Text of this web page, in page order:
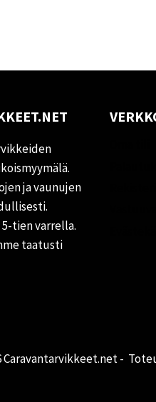
ja vaunujen
5-tien varrella.
taatusti
Caravantarvikkeet.net -